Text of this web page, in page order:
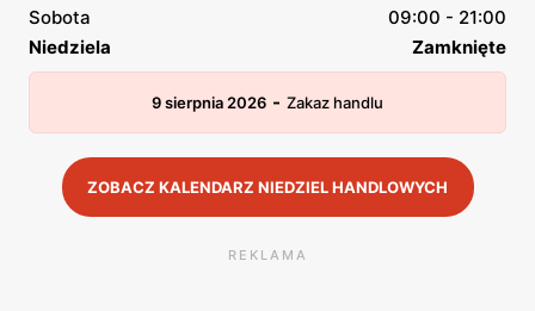
Sobota
09:00 - 21:00
Niedziela
Zamknięte
9 sierpnia 2026 - Zakaz handlu
ZOBACZ KALENDARZ NIEDZIEL HANDLOWYCH
REKLAMA